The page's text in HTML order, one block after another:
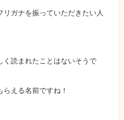
ガナを振っていただきたい人
く読まれたことはないそうで
える名前ですね！